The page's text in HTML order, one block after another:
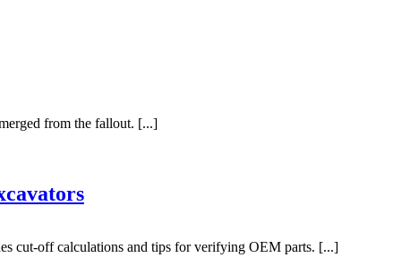
from the fallout. [...]
cut-off calculations and tips for verifying OEM parts. [...]